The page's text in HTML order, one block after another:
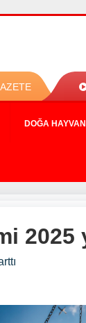
DOĞA HAYVAN
2025